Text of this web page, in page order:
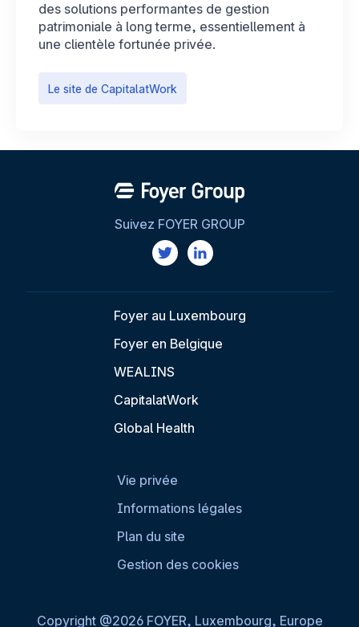
des solutions performantes de gestion
patrimoniale à long terme, essentiellement à
une clientèle fortunée privée.
Le site de CapitalatWork
Suivez FOYER GROUP
Foyer au Luxembourg
Foyer en Belgique
WEALINS
CapitalatWork
Global Health
Vie privée
Informations légales
Plan du site
Gestion des cookies
Copyright @2026 FOYER, Luxembourg, Europe